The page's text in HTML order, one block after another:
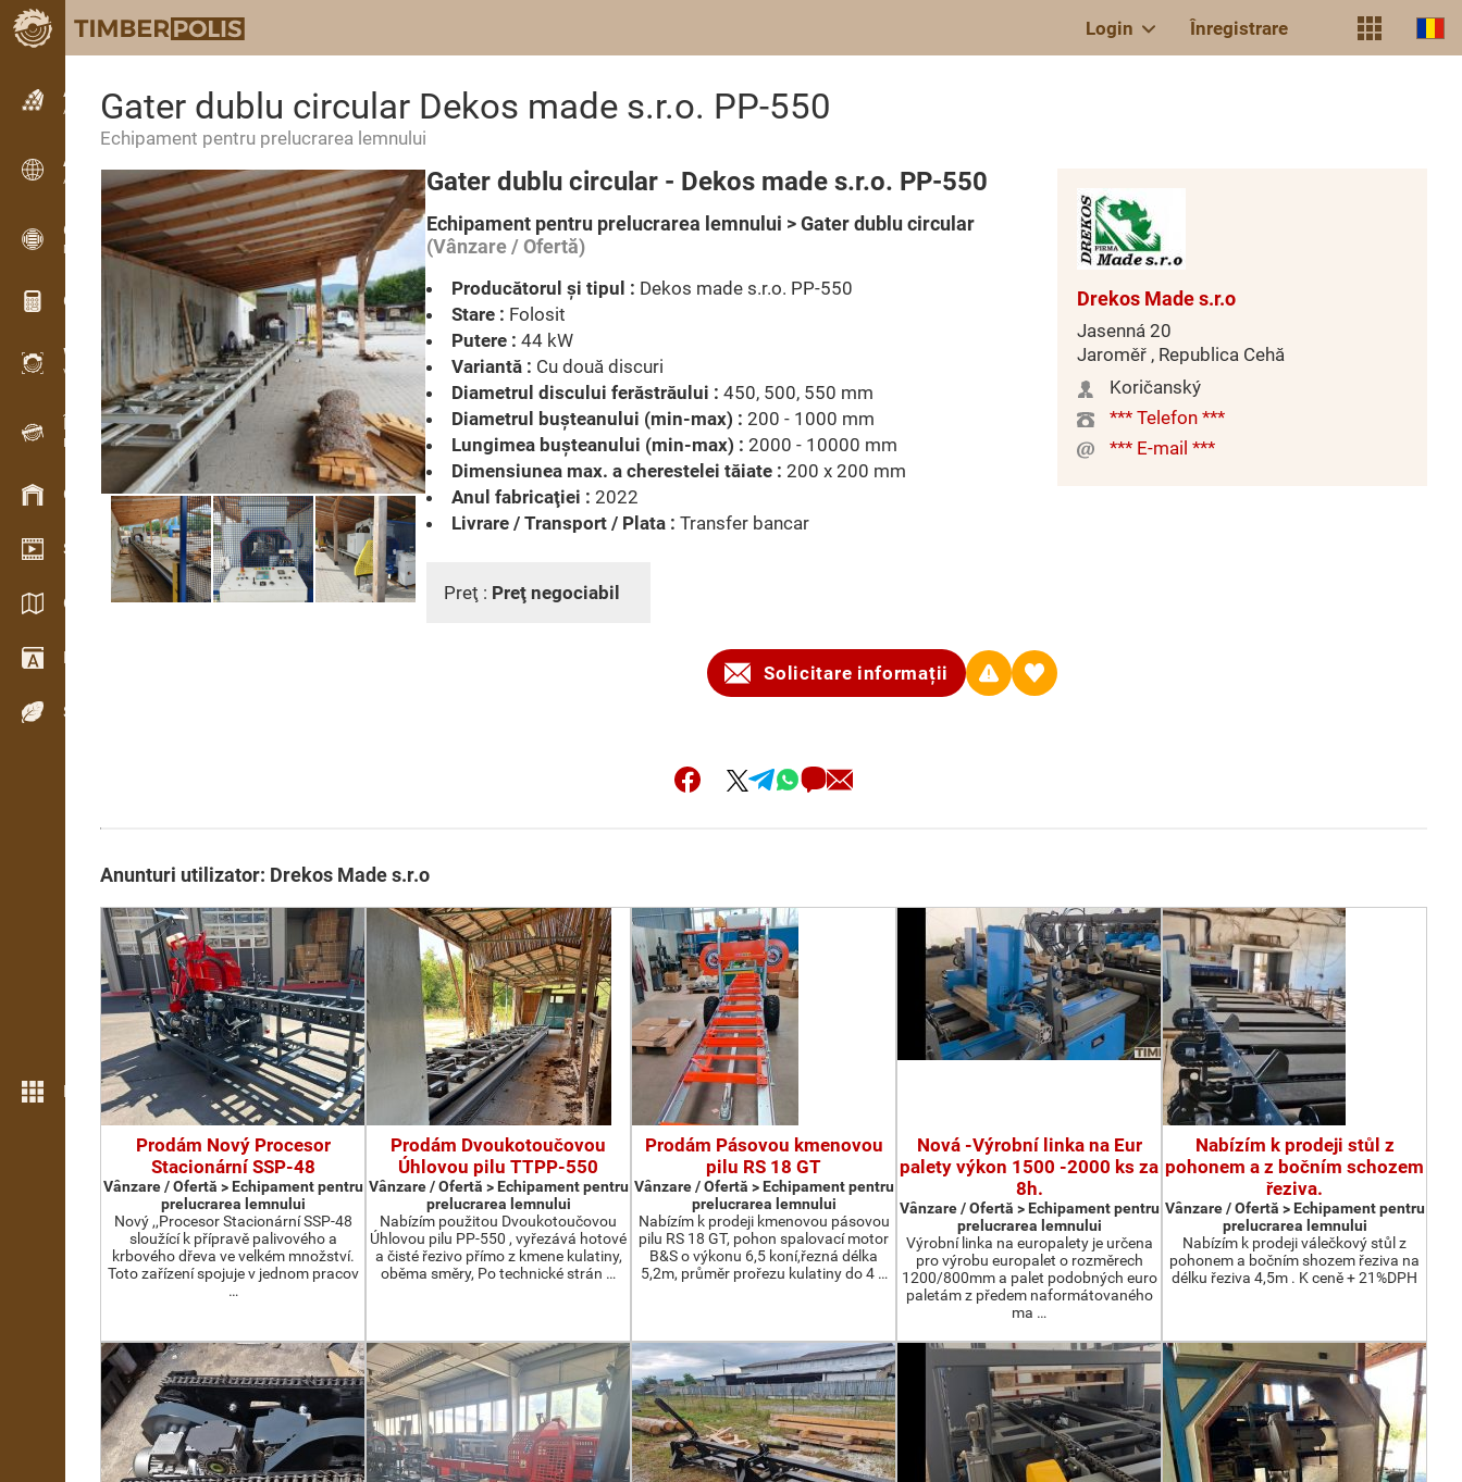
Login Înregistrare
Anunțuri
Anunturi text
Anunțuri
Anunțuri internaționale
OPTI-TIMB
Modele de debitare
Calculatoare lemn
WoodProfi
Volum de lemn cu IA
Înregistrator de date
Inventarul lemnului pe teren
Gestionarea stocurilor
Showroom video
Cataloage / Broșuri
Dicţionar
Specii de lemn
Mai multe opțiuni
Gater dublu circular Dekos made s.r.o. PP-550
Echipament pentru prelucrarea lemnului
Gater dublu circular - Dekos made s.r.o. PP-550
Echipament pentru prelucrarea lemnului > Gater dublu circular
(Vânzare / Ofertă)
Producătorul şi tipul : Dekos made s.r.o. PP-550
Stare : Folosit
Putere : 44 kW
Variantă : Cu două discuri
Diametrul discului ferăstrăului : 450, 500, 550 mm
Diametrul buşteanului (min-max) : 200 - 1000 mm
Lungimea buşteanului (min-max) : 2000 - 10000 mm
Dimensiunea max. a cherestelei tăiate : 200 x 200 mm
Anul fabricaţiei : 2022
Livrare / Transport / Plata : Transfer bancar
Preţ : Preţ negociabil
Solicitare informații
Drekos Made s.r.o
Jasenná 20
Jaroměř , Republica Cehă
Koričanský
*** Telefon ***
*** E-mail ***
Anunturi utilizator: Drekos Made s.r.o
Prodám Nový Procesor
Stacionární SSP-48
Vânzare / Ofertă > Echipament pentru
prelucrarea lemnului
Nový ,,Procesor Stacionární SSP-48
sloužící k přípravě palivového a
krbového dřeva ve velkém množství.
Toto zařízení spojuje v jednom pracov
…
Prodám Dvoukotoučovou
Úhlovou pilu TTPP-550
Vânzare / Ofertă > Echipament pentru
prelucrarea lemnului
Nabízím použitou Dvoukotoučovou
Úhlovou pilu PP-550 , vyřezává hotové
a čisté řezivo přímo z kmene kulatiny,
oběma směry, Po technické strán …
Prodám Pásovou kmenovou
pilu RS 18 GT
Vânzare / Ofertă > Echipament pentru
prelucrarea lemnului
Nabízím k prodeji kmenovou pásovou
pilu RS 18 GT, pohon spalovací motor
B&S o výkonu 6,5 koní,řezná délka
5,2m, průměr prořezu kulatiny do 4 …
Nová -Výrobní linka na Eur
palety výkon 1500 -2000 ks za
8h.
Vânzare / Ofertă > Echipament pentru
prelucrarea lemnului
Výrobní linka na europalety je určena
pro výrobu europalet o rozměrech
1200/800mm a palet podobných euro
paletám z předem naformátovaného
ma …
Nabízím k prodeji stůl z
pohonem a z bočním schozem
řeziva.
Vânzare / Ofertă > Echipament pentru
prelucrarea lemnului
Nabízím k prodeji válečkový stůl z
pohonem a bočním shozem řeziva na
délku řeziva 4,5m . K ceně + 21%DPH